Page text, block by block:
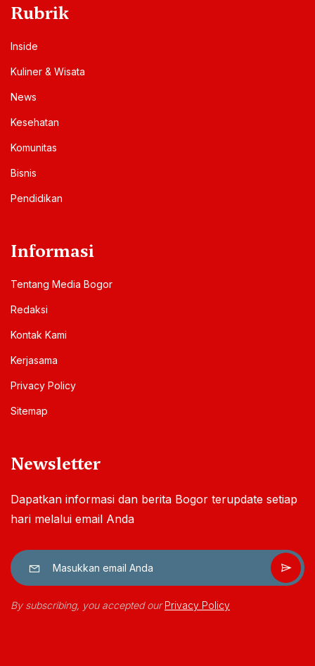
Rubrik
Inside
Kuliner & Wisata
News
Kesehatan
Komunitas
Bisnis
Pendidikan
Informasi
Tentang Media Bogor
Redaksi
Kontak Kami
Kerjasama
Privacy Policy
Sitemap
Newsletter
Dapatkan informasi dan berita Bogor terupdate setiap
hari melalui email Anda
By subscribing, you accepted ourPrivacy Policy